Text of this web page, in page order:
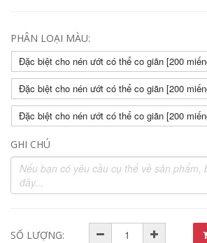
PHÂN LOẠI MÀU:
Đặc biệt cho nén ướt có thể co giãn [200
Đặc biệt cho nén ướt có thể co giãn [200
Đặc biệt cho nén ướt có thể co giãn [200
GHI CHÚ
SỐ LƯỢNG: